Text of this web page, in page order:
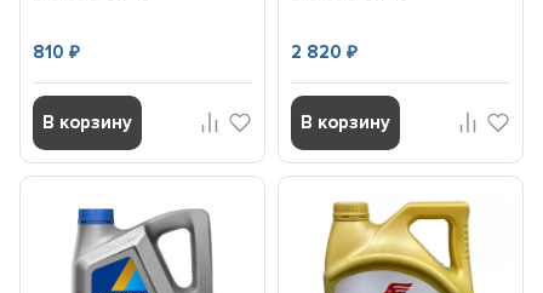
810₽
В корзину
2 820 ₽
В корзину